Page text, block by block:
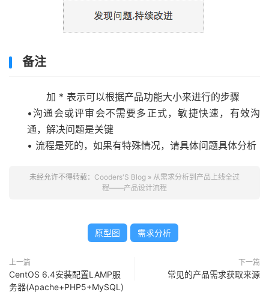
备注
加 * 表示可以根据产品功能大小来进行的步骤
•沟通会或评审会不需要多正式，敏捷快速，有效沟
通，解决问题是关键
• 流程是死的，如果有特殊情况，请具体问题具体分析
未经允许不得转载： Cooders'S Blog » 从需求分析到产品上线全过
程——产品设计流程
原型图 需求分析
上一篇
CentOS 6.4安装配置LAMP服
务器(Apache+PHP5+MySQL)
下一篇
常见的产品需求获取来源